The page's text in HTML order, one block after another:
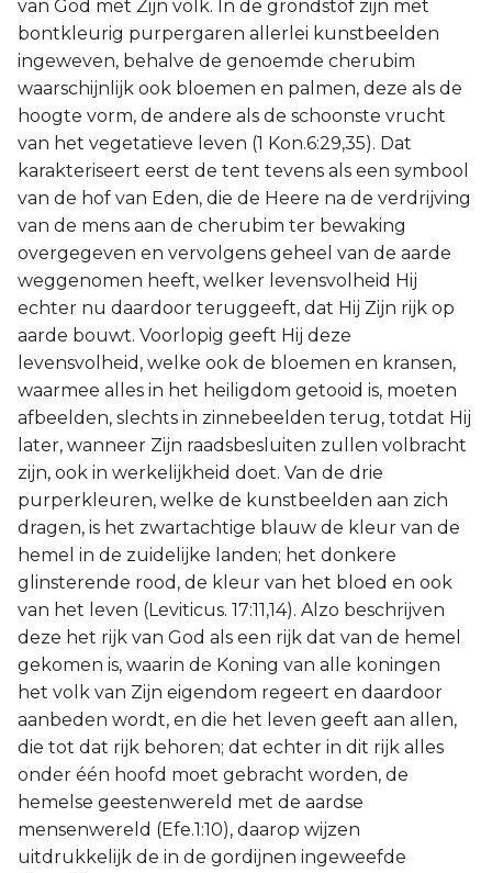
van God met Zijn volk. In de grondstof zijn met
bontkleurig purpergaren allerlei kunstbeelden
ingeweven, behalve de genoemde cherubim
waarschijnlijk ook bloemen en palmen, deze als de
hoogte vorm, de andere als de schoonste vrucht
van het vegetatieve leven (1 Kon.6:29,35). Dat
karakteriseert eerst de tent tevens als een symbool
van de hof van Eden, die de Heere na de verdrijving
van de mens aan de cherubim ter bewaking
overgegeven en vervolgens geheel van de aarde
weggenomen heeft, welker levensvolheid Hij
echter nu daardoor teruggeeft, dat Hij Zijn rijk op
aarde bouwt. Voorlopig geeft Hij deze
levensvolheid, welke ook de bloemen en kransen,
waarmee alles in het heiligdom getooid is, moeten
afbeelden, slechts in zinnebeelden terug, totdat Hij
later, wanneer Zijn raadsbesluiten zullen volbracht
zijn, ook in werkelijkheid doet. Van de drie
purperkleuren, welke de kunstbeelden aan zich
dragen, is het zwartachtige blauw de kleur van de
hemel in de zuidelijke landen; het donkere
glinsterende rood, de kleur van het bloed en ook
van het leven (Leviticus. 17:11,14). Alzo beschrijven
deze het rijk van God als een rijk dat van de hemel
gekomen is, waarin de Koning van alle koningen
het volk van Zijn eigendom regeert en daardoor
aanbeden wordt, en die het leven geeft aan allen,
die tot dat rijk behoren; dat echter in dit rijk alles
onder één hoofd moet gebracht worden, de
hemelse geestenwereld met de aardse
mensenwereld (Efe.1:10), daarop wijzen
uitdrukkelijk de in de gordijnen ingeweefde